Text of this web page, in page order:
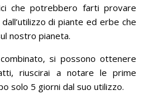
che potrebbero farti provare
di piante ed erbe che
nostro pianeta.
si possono ottenere
riuscirai a notare le prime
solo 5 giorni dal suo utilizzo.